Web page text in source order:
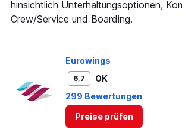
to
1200.
hinsichtlich Unterhaltungsoptionen,
Crew/Service und Boarding.
Eurowings
6,7
OK
299 Bewertungen
Preise prüfen